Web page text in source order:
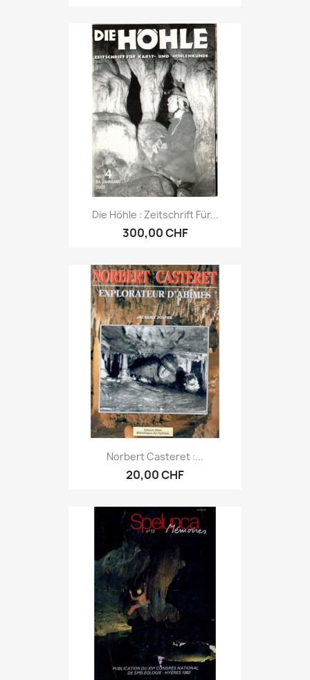
Die Höhle : Zeitschrift Für...
300,00 CHF
Norbert Casteret :...
20,00 CHF